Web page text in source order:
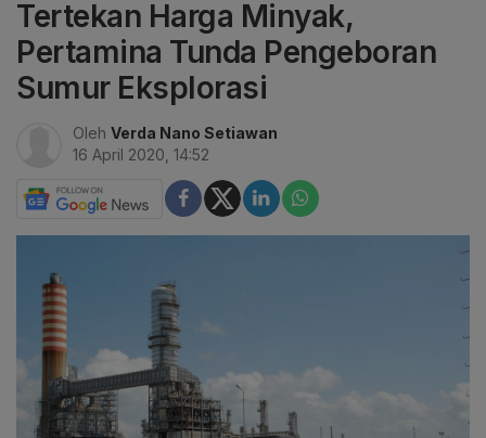
Tertekan Harga Minyak,
Pertamina Tunda Pengeboran
Sumur Eksplorasi
Oleh Verda Nano Setiawan
16 April 2020, 14:52